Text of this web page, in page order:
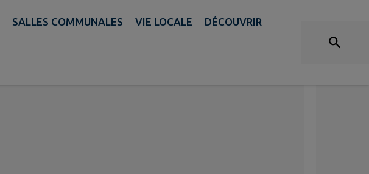
SALLES COMMUNALES VIE LOCALE DÉCOUVRIR